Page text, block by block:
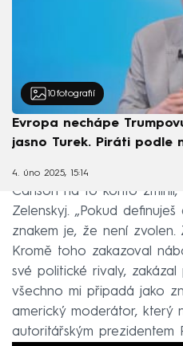
10 fotografií
Evropa nechápe
jasno Turek. Piráti podle
4. úno 2025, 15:14
Carlson na to konto
Zelenskyj. „Pokud
znakem je, že není
Kromě toho zakazoval
své politické rivaly, zakázal
všechno mi připadá jako
americký moderátor, který
autoritářským prezidentem